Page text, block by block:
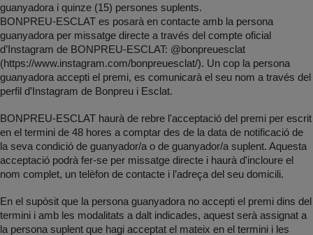
guanyadora i quinze (15) persones suplents.
BONPREU-ESCLAT es posarà en contacte amb la persona
guanyadora per missatge directe a través del compte oficial
d’Instagram de BONPREU-ESCLAT: @bonpreuesclat
(https://www.instagram.com/bonpreuesclat/). Un cop la persona
guanyadora accepti el premi, es comunicarà el seu nom a través del
perfil d’Instagram de Bonpreu i Esclat.
BONPREU-ESCLAT haurà de rebre l'acceptació del premi per escrit
en el termini de 48 hores a comptar des de la data de notificació de
la seva condició de guanyador/a o de guanyador/a suplent. Aquesta
acceptació podrà fer-se per missatge directe i haurà d'incloure el
nom complet, un telèfon de contacte i l’adreça del seu domicili.
En el supòsit que la persona guanyadora no accepti el premi dins del
termini i amb les modalitats a dalt indicades, aquest serà assignat a
la persona suplent que hagi acceptat el mateix en el termini i les